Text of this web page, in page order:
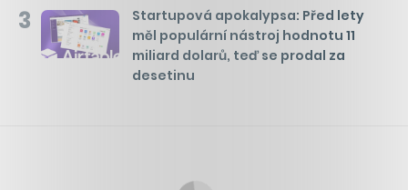
3
Startupová apokalypsa: Před lety
měl populární nástroj hodnotu 11
miliard dolarů, teď se prodal za
desetinu